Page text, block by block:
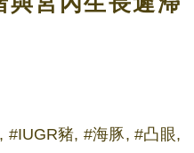
#IUGR豬, #海豚, #凸眼,